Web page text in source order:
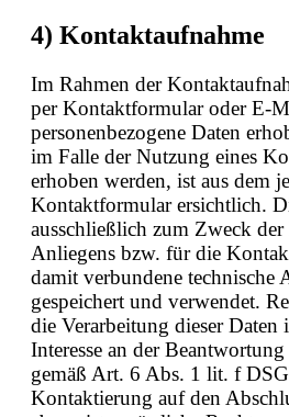
4) Kontaktaufnahme
Im Rahmen der
per Kontaktformular oder E-
personenbezogene Daten
im Falle der Nutzung eines
erhoben werden, ist aus dem
Kontaktformular ersichtlich.
ausschließlich zum Zweck
Anliegens bzw. für die
damit verbundene technische
gespeichert und verwendet.
die Verarbeitung dieser Daten
Interesse an der
gemäß Art. 6 Abs. 1 lit. f
Kontaktierung auf den